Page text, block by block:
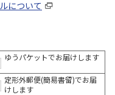
について
ゆうパケットでお届けします
定形外郵便(簡易書留)でお届
けします